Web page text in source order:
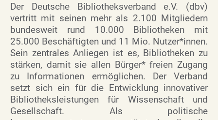
Der Deutsche Bibliotheksverband e.V. (dbv)
vertritt mit seinen mehr als 2.100 Mitgliedern
bundesweit rund 10.000 Bibliotheken mit
25.000 Beschäftigten und 11 Mio. Nutzer*innen.
Sein zentrales Anliegen ist es, Bibliotheken zu
stärken, damit sie allen Bürger* freien Zugang
zu Informationen ermöglichen. Der Verband
setzt sich ein für die Entwicklung innovativer
Bibliotheksleistungen für Wissenschaft und
Gesellschaft. Als politische